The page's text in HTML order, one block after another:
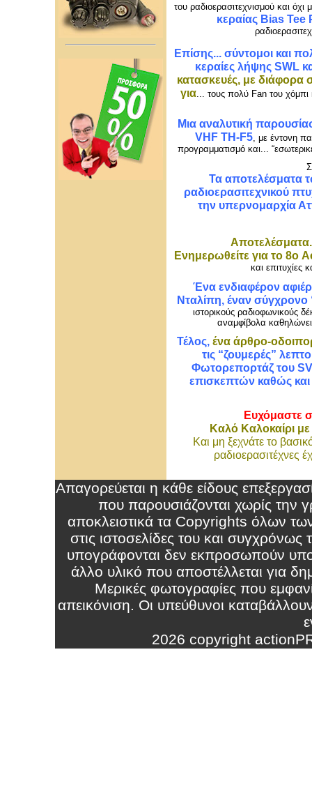
του ραδιοερασιτεχνισμού και
κεραίας Bias
Επίσης... σύντομοι και
κεραίες λήψης SWL
κατασκευές, με διάφορα
για ... τους πολύ Fan του χόμπι
Μια αναλυτική
VHF TH-F5, με έντονη
προγραμματισμό και...
Τα αποτελέσματα
ραδιοερασιτεχνικού
την υπερνομαρχία
Ενημερωθείτε για το 8ο
και επιτυχίες
Ένα ενδιαφέρον
Νταλίπη, έναν
ιστορικούς ραδιοφωνικούς
αναμφίβολα
Τέλος, ένα άρθρο-
τις “ζουμερές”
Φωτορεπορτάζ του
επισκεπτών καθώς
Ευχόμαστε
Καλό Καλοκαίρι
Και μη ξεχνάτε το
ραδιοερασιτέχνες
Απαγορεύεται η κάθε είδους
που παρουσιάζονται χωρίς την
αποκλειστικά τα Copyrights όλων
στις ιστοσελίδες του και
υπογράφονται δεν εκπροσωπούν
άλλο υλικό που αποστέλλεται για
Μερικές φωτογραφίες που
απεικόνιση. Οι υπεύθυνοι
2026 copyright